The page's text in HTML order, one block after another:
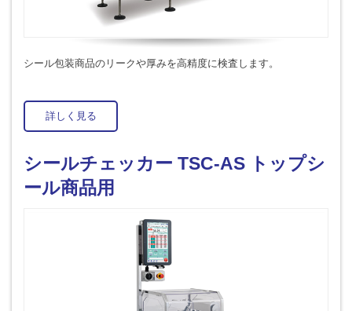
シール包装商品のリークや厚みを高精度に検査します。
詳しく見る
シールチェッカー TSC-AS トップシ
ール商品用